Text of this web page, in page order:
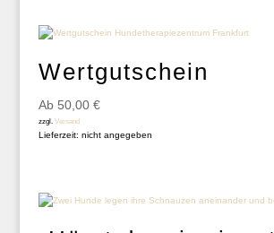
Wertgutschein
Ab 50,00 €
zzgl. Versand
Lieferzeit: nicht angegeben